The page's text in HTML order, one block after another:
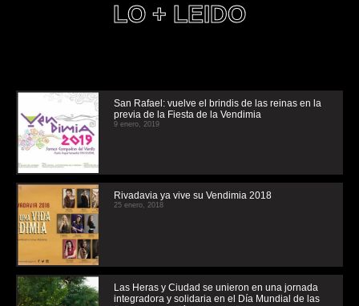
LO + LEIDO
San Rafael: vuelve el brindis de las reinas en la
previa de la Fiesta de la Vendimia
9 enero, 2019
Rivadavia ya vive su Vendimia 2018
25 enero, 2018
Las Heras y Ciudad se unieron en una jornada
integradora y solidaria en el Día Mundial de las